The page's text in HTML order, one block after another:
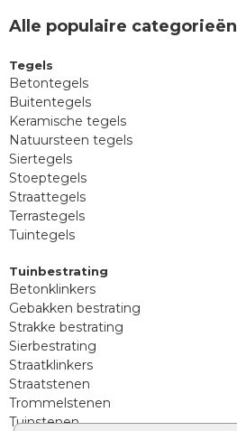
Alle populaire categorieën
Tegels
Betontegels
Buitentegels
Keramische tegels
Natuursteen tegels
Siertegels
Stoeptegels
Straattegels
Terrastegels
Tuintegels
Tuinbestrating
Betonklinkers
Gebakken bestrating
Strakke bestrating
Sierbestrating
Straatklinkers
Straatstenen
Trommelstenen
Tuinstenen